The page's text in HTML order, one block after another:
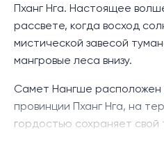
Пханг Нга. Настоящее
рассвете, когда восход
мистической завесой
мангровые леса внизу.
Самет Нангше расположен
провинции Пханг Нга, на
гордостью сохраняет свой